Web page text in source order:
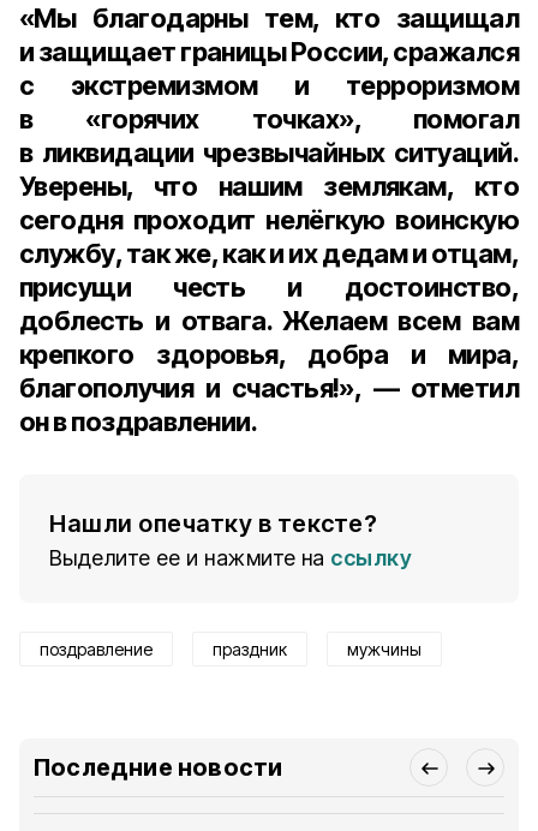
«Мы благодарны тем, кто защищал
и защищает границы России, сражался
с экстремизмом и терроризмом
в «горячих точках», помогал
в ликвидации чрезвычайных ситуаций.
Уверены, что нашим землякам, кто
сегодня проходит нелёгкую воинскую
службу, так же, как и их дедам и отцам,
присущи честь и достоинство,
доблесть и отвага. Желаем всем вам
крепкого здоровья, добра и мира,
благополучия и счастья!», — отметил
он в поздравлении.
Нашли опечатку в тексте?
Выделите ее и нажмите на ссылку
поздравление праздник мужчины
Последние новости